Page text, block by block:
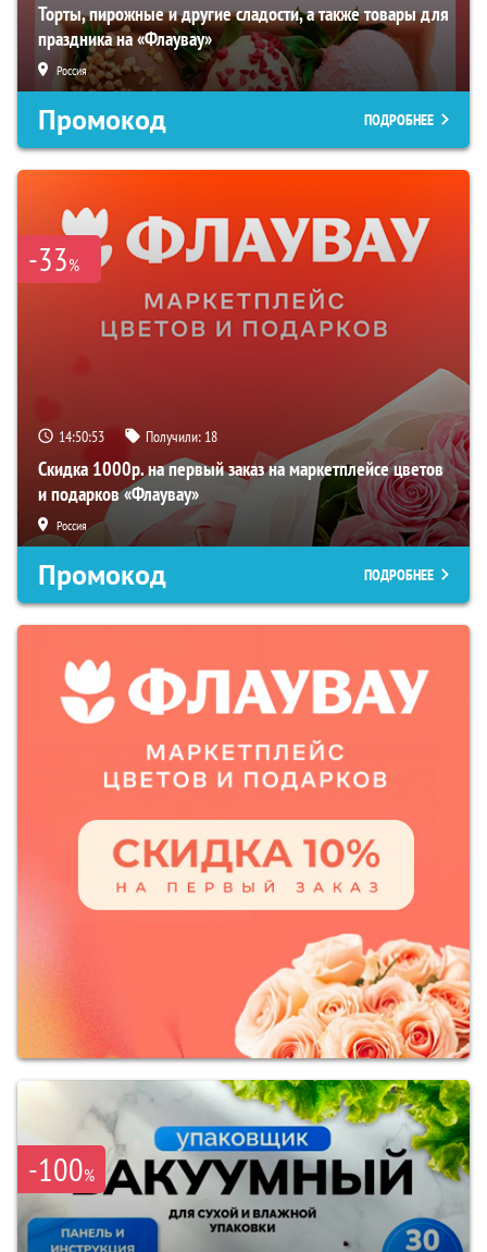
Торты, пирожные и другие сладости, а также товары для
праздника на «Флаувау»
Россия
Промокод ПОДРОБНЕЕ
-33%
14:50:52 Получили: 18
Скидка 1000р. на первый заказ на маркетплейсе цветов
и подарков «Флаувау»
Россия
Промокод ПОДРОБНЕЕ
-100%